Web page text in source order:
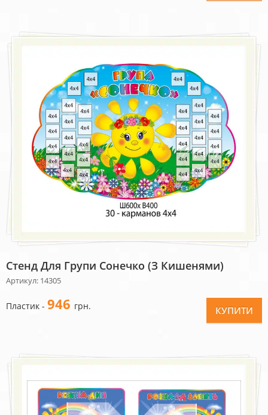
Стенд Для Групи Сонечко (з Кишенями)
Артикул: 14305
Пластик - 946 грн. КУПИТИ